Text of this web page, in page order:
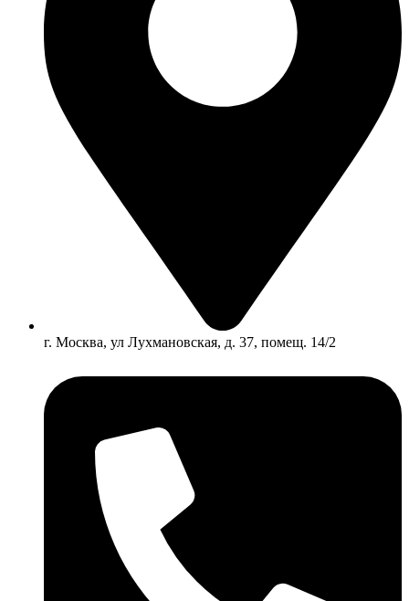
г. Москва, ул Лухмановская, д. 37, помещ. 14/2